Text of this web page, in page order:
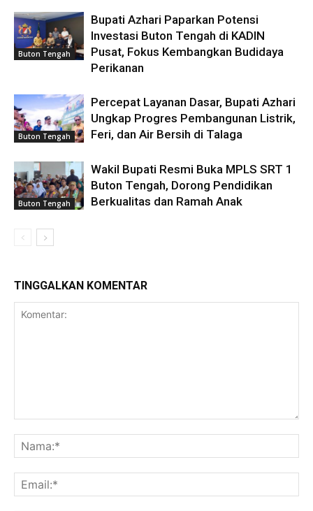
Buton Tengah
Bupati Azhari Paparkan Potensi
Investasi Buton Tengah di KADIN
Pusat, Fokus Kembangkan Budidaya
Perikanan
Buton Tengah
Percepat Layanan Dasar, Bupati Azhari
Ungkap Progres Pembangunan Listrik,
Feri, dan Air Bersih di Talaga
Buton Tengah
Wakil Bupati Resmi Buka MPLS SRT 1
Buton Tengah, Dorong Pendidikan
Berkualitas dan Ramah Anak
TINGGALKAN KOMENTAR